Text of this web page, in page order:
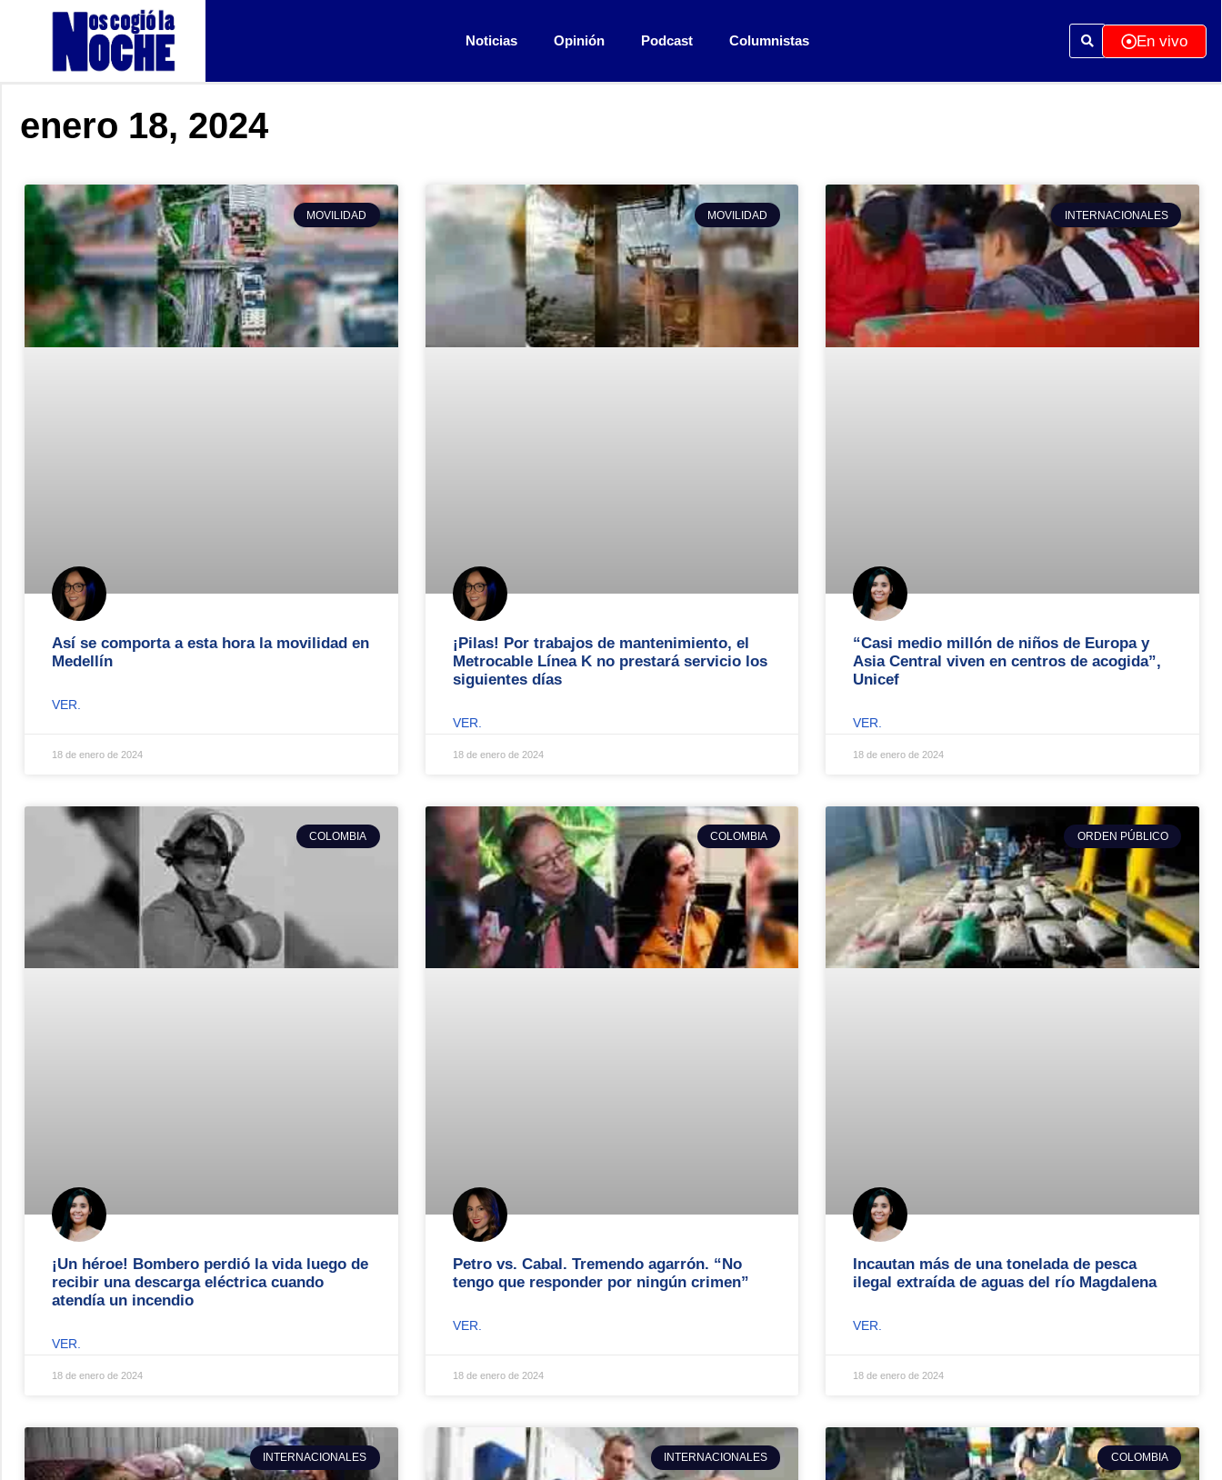
Noticias Opinión Podcast Columnistas En vivo
enero 18, 2024
MOVILIDAD
Así se comporta a esta hora la movilidad en
Medellín
VER.
18 de enero de 2024
MOVILIDAD
¡Pilas! Por trabajos de mantenimiento, el
Metrocable Línea K no prestará servicio los
siguientes días
VER.
18 de enero de 2024
INTERNACIONALES
“Casi medio millón de niños de Europa y
Asia Central viven en centros de acogida”,
Unicef
VER.
18 de enero de 2024
COLOMBIA
¡Un héroe! Bombero perdió la vida luego de
recibir una descarga eléctrica cuando
atendía un incendio
VER.
18 de enero de 2024
COLOMBIA
Petro vs. Cabal. Tremendo agarrón. “No
tengo que responder por ningún crimen”
VER.
18 de enero de 2024
ORDEN PÚBLICO
Incautan más de una tonelada de pesca
ilegal extraída de aguas del río Magdalena
VER.
18 de enero de 2024
INTERNACIONALES INTERNACIONALES COLOMBIA